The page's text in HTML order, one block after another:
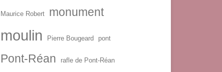
Maurice Robert monument
moulin Pierre Bougeard pont
Pont-Réan rafle de Pont-Réan